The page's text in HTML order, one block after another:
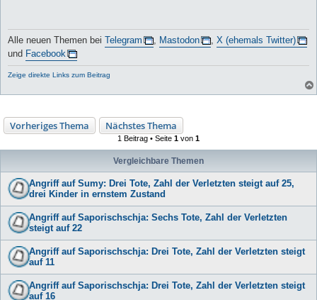
Alle neuen Themen bei Telegram , Mastodon , X (ehemals Twitter)
und Facebook
Zeige direkte Links zum Beitrag
Vorheriges Thema Nächstes Thema
1 Beitrag • Seite 1 von 1
Vergleichbare Themen
Angriff auf Sumy: Drei Tote, Zahl der Verletzten steigt auf 25,
drei Kinder in ernstem Zustand
Angriff auf Saporischschja: Sechs Tote, Zahl der Verletzten
steigt auf 22
Angriff auf Saporischschja: Drei Tote, Zahl der Verletzten steigt
auf 11
Angriff auf Saporischschja: Drei Tote, Zahl der Verletzten steigt
auf 16